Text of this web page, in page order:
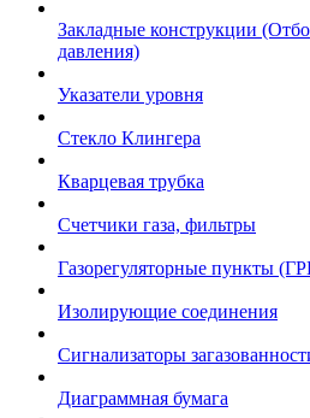
Закладные конструкции
давления)
Указатели уровня
Стекло Клингера
Кварцевая трубка
Счетчики газа, фильтры
Газорегуляторные пункты
Изолирующие соединения
Сигнализаторы
Диаграммная бумага